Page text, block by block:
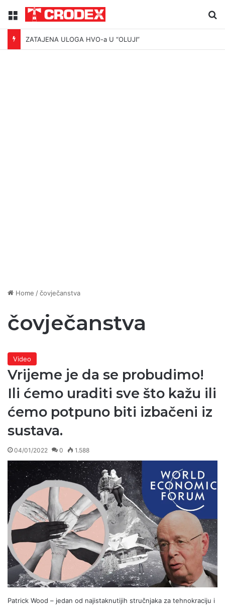
Menu
ZATAJENA ULOGA HVO-a U “OLUJI”
Home /čovječanstva
čovječanstva
Video
Vrijeme je da se probudimo!
Ili ćemo uraditi sve što kažu ili
ćemo potpuno biti izbačeni iz
sustava.
04/01/2022 0 1.588
Patrick Wood – jedan od najistaknutijih stručnjaka za tehnokraciju i